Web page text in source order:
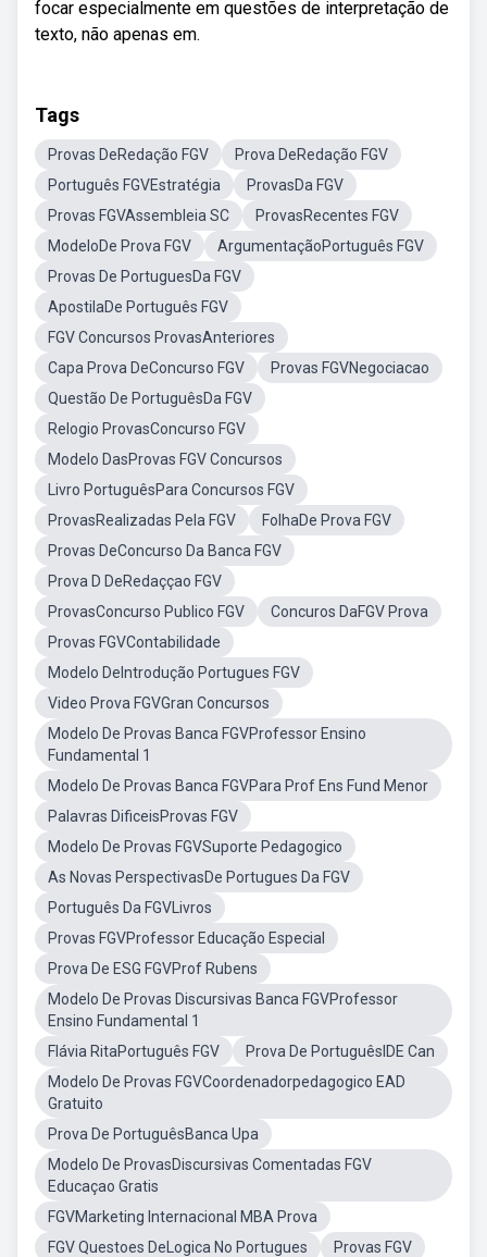
focar especialmente em questões de interpretação de
texto, não apenas em.
Tags
Provas DeRedação FGV
Prova DeRedação FGV
Português FGVEstratégia
ProvasDa FGV
Provas FGVAssembleia SC
ProvasRecentes FGV
ModeloDe Prova FGV
ArgumentaçãoPortuguês FGV
Provas De PortuguesDa FGV
ApostilaDe Português FGV
FGV Concursos ProvasAnteriores
Capa Prova DeConcurso FGV
Provas FGVNegociacao
Questão De PortuguêsDa FGV
Relogio ProvasConcurso FGV
Modelo DasProvas FGV Concursos
Livro PortuguêsPara Concursos FGV
ProvasRealizadas Pela FGV
FolhaDe Prova FGV
Provas DeConcurso Da Banca FGV
Prova D DeRedaççao FGV
ProvasConcurso Publico FGV
Concuros DaFGV Prova
Provas FGVContabilidade
Modelo DeIntrodução Portugues FGV
Video Prova FGVGran Concursos
Modelo De Provas Banca FGVProfessor Ensino
Fundamental 1
Modelo De Provas Banca FGVPara Prof Ens Fund Menor
Palavras DificeisProvas FGV
Modelo De Provas FGVSuporte Pedagogico
As Novas PerspectivasDe Portugues Da FGV
Português Da FGVLivros
Provas FGVProfessor Educação Especial
Prova De ESG FGVProf Rubens
Modelo De Provas Discursivas Banca FGVProfessor
Ensino Fundamental 1
Flávia RitaPortuguês FGV
Prova De PortuguêsIDE Can
Modelo De Provas FGVCoordenadorpedagogico EAD
Gratuito
Prova De PortuguêsBanca Upa
Modelo De ProvasDiscursivas Comentadas FGV
Educaçao Gratis
FGVMarketing Internacional MBA Prova
FGV Questoes DeLogica No Portugues
Provas FGV